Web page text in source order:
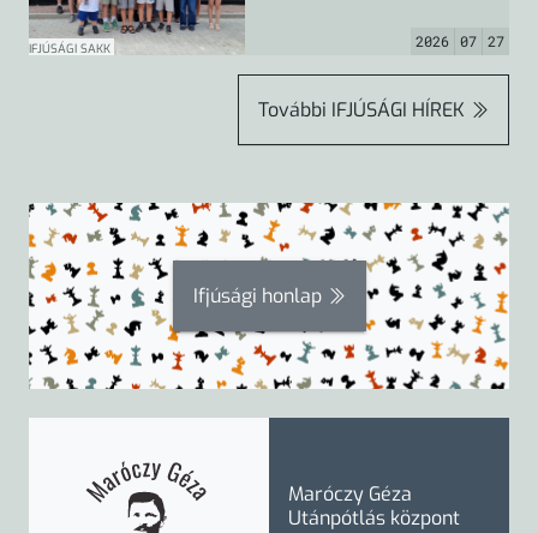
IFJÚSÁGI SAKK 2026 07 27
További IFJÚSÁGI HÍREK
Ifjúsági honlap
Maróczy Géza
Utánpótlás központ